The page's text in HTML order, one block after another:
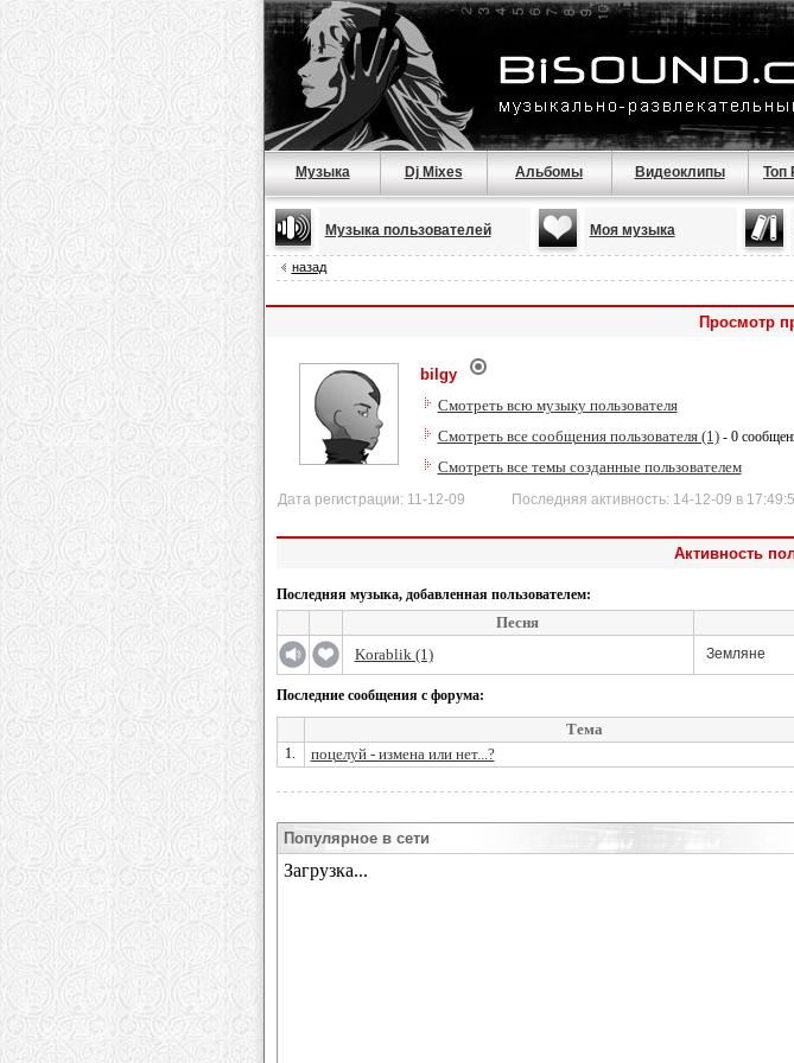
Музыка Dj Mixes Альбомы Видеоклипы Топ
Музыка пользователей Моя музыка
назад
Просмотр
bilgy
Смотреть всю музыку пользователя
Смотреть все сообщения пользователя (1)- 0
Смотреть все темы созданные пользователем
Дата регистрации: 11-12-09 Последняя активность: 14-12-09 в
Активность
Последняя музыка, добавленная пользователем:
Песня
Korablik (1)
Земляне
Последние сообщения с форума:
Тема
1. поцелуй - измена или нет...?
Популярное в сети